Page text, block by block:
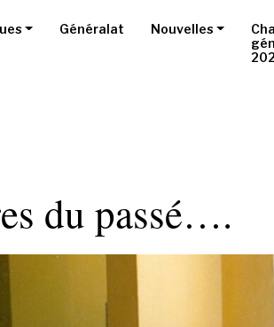
Généralat Nouvelles
du passé….